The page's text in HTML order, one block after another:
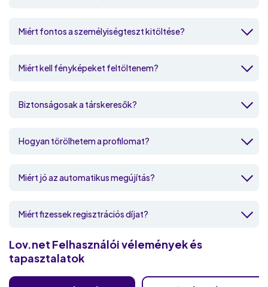
Miért fontos a személyiségteszt kitöltése?
Miért kell fényképeket feltöltenem?
Biztonságosak a társkeresők?
Hogyan törölhetem a profilomat?
Miért jó az automatikus megújítás?
Miért fizessek regisztrációs díjat?
Lov.net Felhasználói vélemények és
tapasztalatok